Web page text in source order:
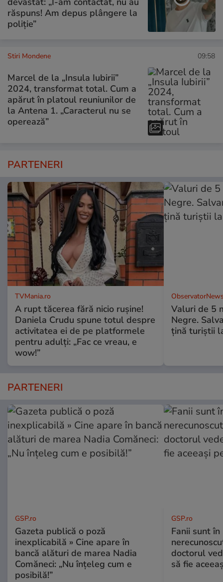
răspuns! Am depus plângere la
poliție”
Stiri Mondene 09:58
Marcel de la „Insula Iubirii”
2024, transformat total. Cum a
apărut în platoul reuniunilor de
la Antena 1. „Caracterul nu se
operează”
PARTENERI
TVMania.ro
A rupt tăcerea fără nicio rușine!
Daniela Crudu spune totul despre
activitatea ei de pe platformele
pentru adulți: „Fac ce vreau, e
wow!”
Valuri de 5
Negre.
ţină turiştii
PARTENERI
GSP.ro
Gazeta publică o poză
inexplicabilă » Cine apare în
bancă alături de marea Nadia
Comăneci: „Nu înțeleg cum e
posibilă!”
GSP.ro
Fanii sunt în
doctorul
să fie